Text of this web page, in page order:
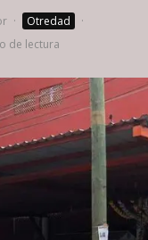
· Otredad
·
de lectura